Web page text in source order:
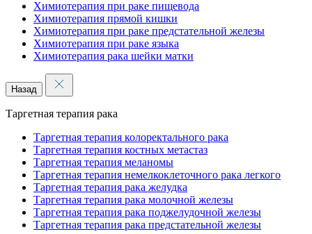
Химиотерапия при раке пищевода
Химиотерапия прямой кишки
Химиотерапия при раке предстательной железы
Химиотерапия при раке языка
Химиотерапия рака шейки матки
Назад
Таргетная терапия рака
Таргетная терапия колоректального рака
Таргетная терапия костных метастаз
Таргетная терапия меланомы
Таргетная терапия немелкоклеточного рака легкого
Таргетная терапия рака желудка
Таргетная терапия рака молочной железы
Таргетная терапия рака поджелудочной железы
Таргетная терапия рака предстательной железы